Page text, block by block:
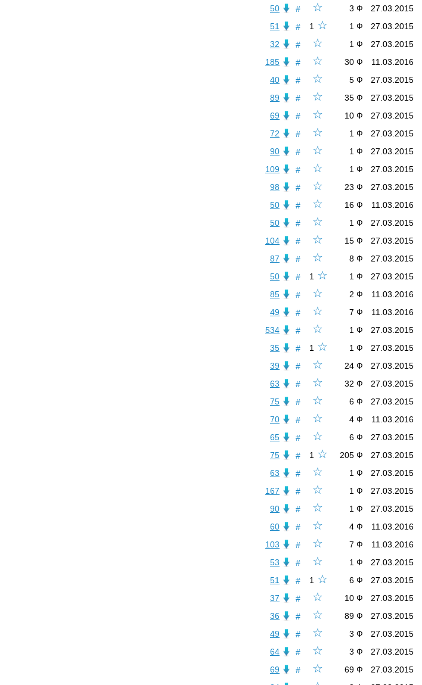
☆
# 27.03.2015
3 Ф
50
1 ☆
# 27.03.2015
1 Ф
51
☆
# 27.03.2015
1 Ф
32
☆
# 11.03.2016
30 Ф
185
☆
# 27.03.2015
5 Ф
40
☆
# 27.03.2015
35 Ф
89
☆
# 27.03.2015
10 Ф
69
☆
# 27.03.2015
1 Ф
72
☆
# 27.03.2015
1 Ф
90
☆
# 27.03.2015
1 Ф
109
☆
# 27.03.2015
23 Ф
98
☆
# 11.03.2016
16 Ф
50
☆
# 27.03.2015
1 Ф
50
☆
# 27.03.2015
15 Ф
104
☆
# 27.03.2015
8 Ф
87
1 ☆
# 27.03.2015
1 Ф
50
☆
# 11.03.2016
2 Ф
85
☆
# 11.03.2016
7 Ф
49
☆
# 27.03.2015
1 Ф
534
1 ☆
# 27.03.2015
1 Ф
35
☆
# 27.03.2015
24 Ф
39
☆
# 27.03.2015
32 Ф
63
☆
# 27.03.2015
6 Ф
75
☆
# 11.03.2016
4 Ф
70
☆
# 27.03.2015
6 Ф
65
1 ☆
# 27.03.2015
205 Ф
75
☆
# 27.03.2015
1 Ф
63
☆
# 27.03.2015
1 Ф
167
☆
# 27.03.2015
1 Ф
90
☆
# 11.03.2016
4 Ф
60
☆
# 11.03.2016
7 Ф
103
☆
# 27.03.2015
1 Ф
53
1 ☆
# 27.03.2015
6 Ф
51
☆
# 27.03.2015
10 Ф
37
☆
# 27.03.2015
89 Ф
36
☆
# 27.03.2015
3 Ф
49
☆
# 27.03.2015
3 Ф
64
☆
# 27.03.2015
69 Ф
69